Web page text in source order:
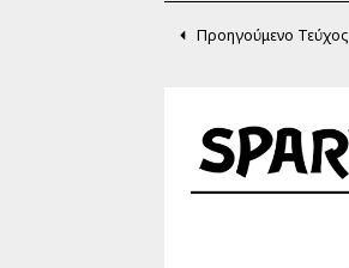
Προηγούμενο Τεύχος